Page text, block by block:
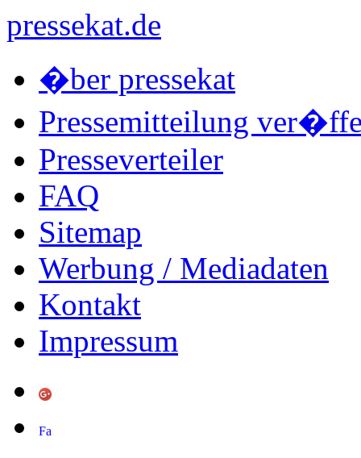
pressekat.de
�ber pressekat
Pressemitteilung
Presseverteiler
FAQ
Sitemap
Werbung / Mediadaten
Kontakt
Impressum